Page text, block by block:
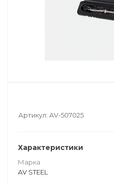
Артикул: AV-507025
Характеристики
Марка
AV STEEL